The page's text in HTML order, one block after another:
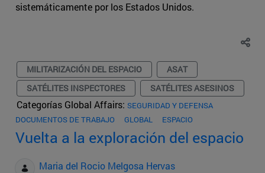
sistemáticamente por los Estados Unidos.
MILITARIZACIÓN DEL ESPACIO
ASAT
SATÉLITES INSPECTORES
SATÉLITES ASESINOS
Categorías Global Affairs: SEGURIDAD Y DEFENSA
DOCUMENTOS DE TRABAJO
GLOBAL ESPACIO
Vuelta a la exploración del espacio
Maria del Rocio Melgosa Hervas